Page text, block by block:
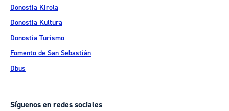
Donostia Kirola
Donostia Kultura
Donostia Turismo
Fomento de San Sebastián
Dbus
Síguenos en redes sociales